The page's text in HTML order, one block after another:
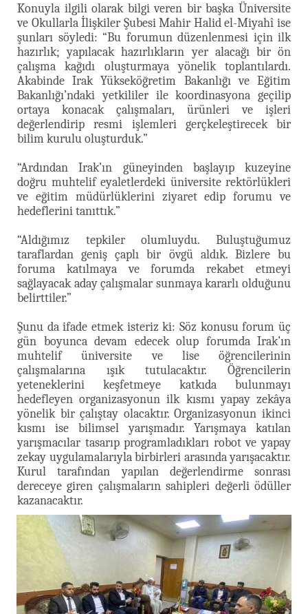
Konuyla ilgili olarak bilgi veren bir başka Üniversite
ve Okullarla İlişkiler Şubesi Mahir Halid el-Miyahî ise
şunları söyledi: “Bu forumun düzenlenmesi için ilk
hazırlık; yapılacak hazırlıkların yer alacağı bir ön
çalışma kağıdı oluşturmaya yönelik toplantılardı.
Akabinde Irak Yükseköğretim Bakanlığı ve Eğitim
Bakanlığı’ndaki yetkililer ile koordinasyona geçilip
ortaya konacak çalışmaları, ürünleri ve işleri
değerlendirip resmi işlemleri gerçkeleştirecek bir
bilim kurulu oluşturduk.”
“Ardından Irak’ın güneyinden başlayıp kuzeyine
doğru muhtelif eyaletlerdeki üniversite rektörlükleri
ve eğitim müdürlüklerini ziyaret edip forumu ve
hedeflerini tanıttık.”
“Aldığımız tepkiler olumluydu. Buluştuğumuz
taraflardan geniş çaplı bir övgü aldık. Bizlere bu
foruma katılmaya ve forumda rekabet etmeyi
sağlayacak aday çalışmalar sunmaya kararlı olduğunu
belirttiler.”
Şunu da ifade etmek isteriz ki: Söz konusu forum üç
gün boyunca devam edecek olup forumda Irak’ın
muhtelif üniversite ve lise öğrencilerinin
çalışmalarına ışık tutulacaktır. Öğrencilerin
yeteneklerini keşfetmeye katkıda bulunmayı
hedefleyen organizasyonun ilk kısmı yapay zekâya
yönelik bir çalıştay olacaktır. Organizasyonun ikinci
kısmı ise bilimsel yarışmadır. Yarışmaya katılan
yarışmacılar tasarıp programladıkları robot ve yapay
zekay uygulamalarıyla birbirleri arasında yarışacaktır.
Kurul tarafından yapılan değerlendirme sonrası
dereceye giren çalışmaların sahipleri değerli ödüller
kazanacaktır.